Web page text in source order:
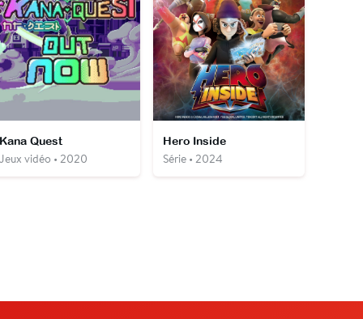
Quest
vidéo • 2020
Hero Inside
Série • 2024